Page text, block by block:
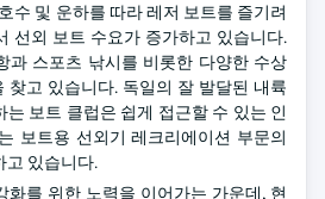
수 및 운하를 따라 레저 보트를 즐기려
선외 보트 수요가 증가하고 있습니다.
과 스포츠 낚시를 비롯한 다양한 수상
찾고 있습니다. 독일의 잘 발달된 내륙
는 보트 클럽은 쉽게 접근할 수 있는 인
보트용 선외기 레크리에이션 부문의
고 있습니다.
화를 위한 노력을 이어가는 가운데, 현